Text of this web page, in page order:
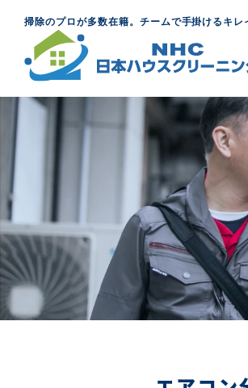
掃除のプロが多数在籍。チームで手掛けるキレ